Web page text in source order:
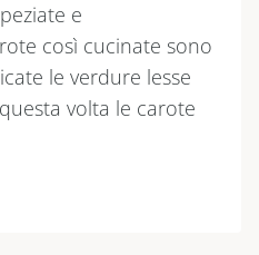
e
così cucinate sono
le verdure lesse
volta le carote